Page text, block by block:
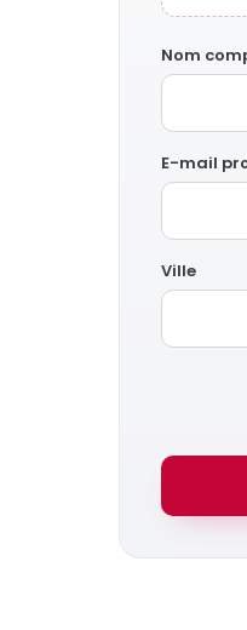
Nom
E-mail
Ville